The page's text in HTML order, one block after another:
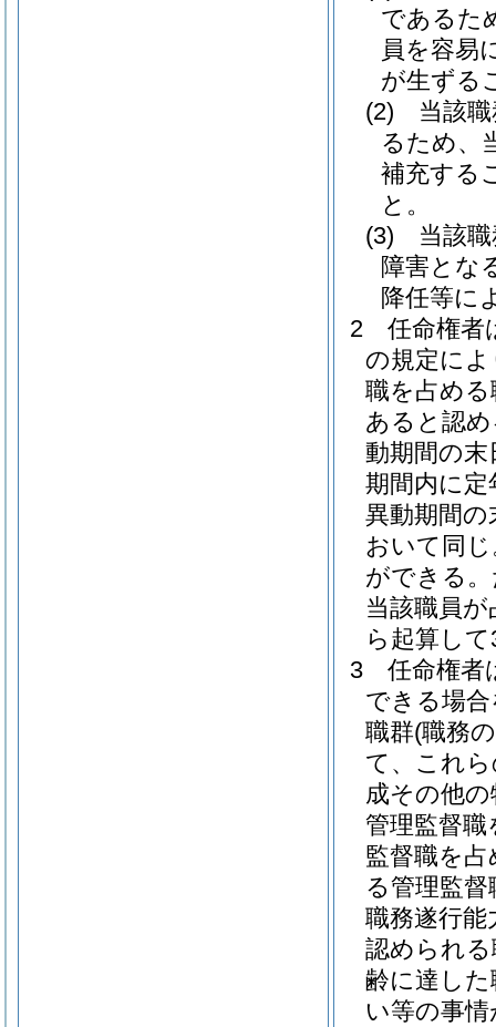
であるた
員を容易
が生ずる
(2)
当該
るため、
補充する
と。
(3)
当該
障害とな
降任等に
2
任命権者
の規定に
職を占め
あると認
動期間の
期間内に
異動期間
おいて同じ
ができる。
当該職員
ら起算し
3
任命権者
できる場
職群(職務
て、これ
成その他
管理監督
監督職を
る管理監
職務遂行
認められる
齢に達し
い等の事